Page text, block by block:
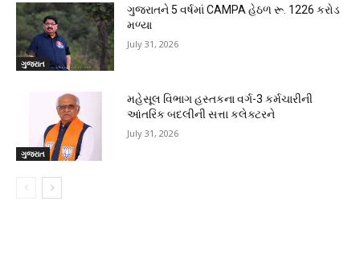
ગુજરાત
ગુજરાતને 5 વર્ષમાં CAMPA હેઠળ રૂ. 1226 કરોડ
મળ્યા
July 31, 2026
ગુજરાત
મહેસૂલ વિભાગ હસ્તકના વર્ગ-3 કર્મચારીની
આંતરિક બદલીની સત્તા કલેક્ટરને
July 31, 2026